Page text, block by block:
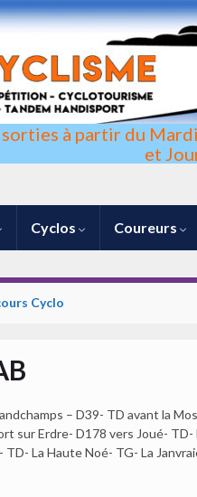
à partir du
et
Cyclos Coureurs
Cyclo
– D39- TD avant la
sur Erdre- D178 vers Joué-
TD- La Haute Noé- TG- La